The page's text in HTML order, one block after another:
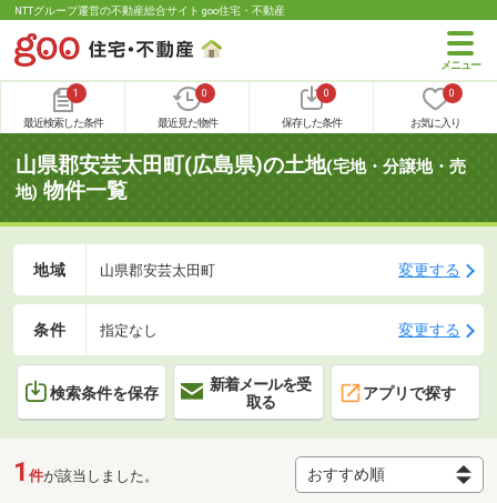
NTTグループ運営の不動産総合サイト goo住宅・不動産
1
最近検索した条件
0
最近見た物件
0
保存した条件
0
お気に入り
山県郡安芸太田町(広島県)の土地(宅地・分譲地・売
地) 物件一覧
地域 山県郡安芸太田町 変更する
条件 指定なし 変更する
検索条件を保存
新着メールを受
取る
アプリで探す
1 件が該当しました。